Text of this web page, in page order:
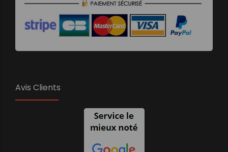
Avis Clients